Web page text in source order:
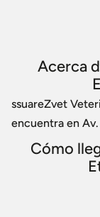
Acerca
ssuareZvet
encuentra en
Cómo